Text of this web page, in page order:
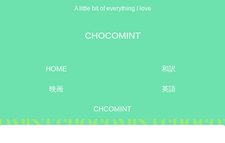
A little bit of everything I love
CHOCOMINT
HOME 和訳
映画 英語
CHCOMINT